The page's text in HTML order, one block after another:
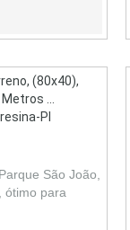
(80x40),
...
PI